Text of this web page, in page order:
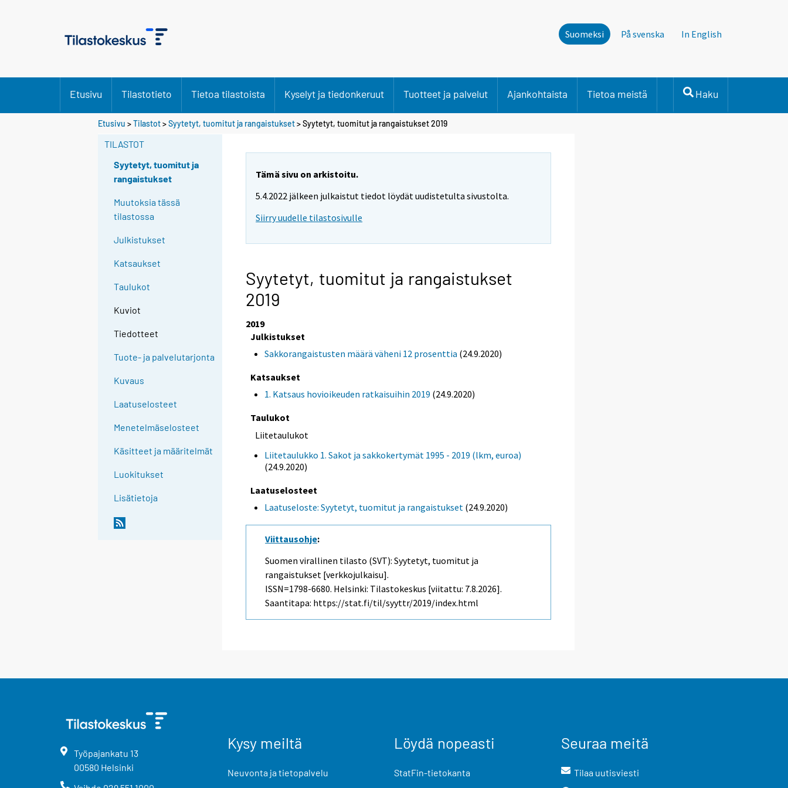
Suomeksi På svenska In English
Etusivu Tilastotieto Tietoa tilastoista Kyselyt ja tiedonkeruut Tuotteet ja palvelut Ajankohtaista Tietoa meistä Haku
Etusivu >Tilastot>Syytetyt, tuomitut ja rangaistukset> Syytetyt, tuomitut ja rangaistukset 2019
TILASTOT
Syytetyt, tuomitut ja
rangaistukset
Muutoksia tässä
tilastossa
Julkistukset
Katsaukset
Taulukot
Kuviot
Tiedotteet
Tuote- ja palvelutarjonta
Kuvaus
Laatuselosteet
Menetelmäselosteet
Käsitteet ja määritelmät
Luokitukset
Lisätietoja
Tämä sivu on arkistoitu.
5.4.2022 jälkeen julkaistut tiedot löydät uudistetulta sivustolta.
Siirry uudelle tilastosivulle
Syytetyt, tuomitut ja rangaistukset
2019
2019
Julkistukset
Sakkorangaistusten määrä väheni 12 prosenttia (24.9.2020)
Katsaukset
1. Katsaus hovioikeuden ratkaisuihin 2019 (24.9.2020)
Taulukot
Liitetaulukot
Liitetaulukko 1. Sakot ja sakkokertymät 1995 - 2019 (lkm, euroa)
(24.9.2020)
Laatuselosteet
Laatuseloste: Syytetyt, tuomitut ja rangaistukset (24.9.2020)
Viittausohje:
Suomen virallinen tilasto (SVT): Syytetyt, tuomitut ja
rangaistukset [verkkojulkaisu].
ISSN=1798-6680. Helsinki: Tilastokeskus [viitattu: 7.8.2026].
Saantitapa: https://stat.fi/til/syyttr/2019/index.html
Työpajankatu 13
00580 Helsinki
Kysy meiltä
Neuvonta ja tietopalvelu
Löydä nopeasti
StatFin-tietokanta
Seuraa meitä
Tilaa uutisviesti